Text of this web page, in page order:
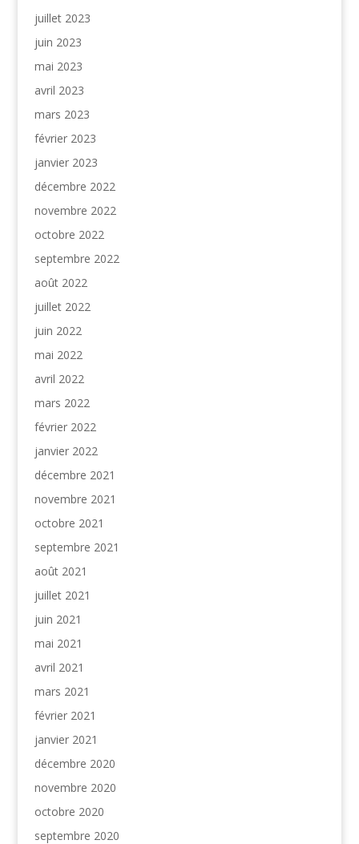
juillet 2023
juin 2023
mai 2023
avril 2023
mars 2023
février 2023
janvier 2023
décembre 2022
novembre 2022
octobre 2022
septembre 2022
août 2022
juillet 2022
juin 2022
mai 2022
avril 2022
mars 2022
février 2022
janvier 2022
décembre 2021
novembre 2021
octobre 2021
septembre 2021
août 2021
juillet 2021
juin 2021
mai 2021
avril 2021
mars 2021
février 2021
janvier 2021
décembre 2020
novembre 2020
octobre 2020
septembre 2020